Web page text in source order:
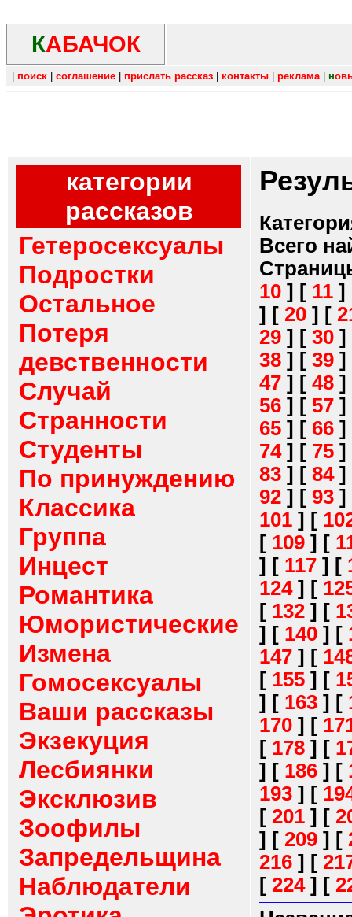
КАБАЧОК
поиск соглашение прислать рассказ контакты реклама| н
категории
рассказов
Гетеросексуалы
Подростки
Остальное
Потеря
девственности
Случай
Странности
Студенты
По принуждению
Классика
Группа
Инцест
Романтика
Юмористические
Измена
Гомосексуалы
Ваши рассказы
Экзекуция
Лесбиянки
Эксклюзив
Зоофилы
Запредельщина
Наблюдатели
Всего
10 ] [ 11 ]
] [ 20 ] [
29 ] [ 30 ]
38 ] [ 39 ]
47 ] [ 48 ]
56 ] [ 57 ]
65 ] [ 66 ]
74] [ 75 ]
83 ] [ 84]
92 ] [ 93 ]
101 ] [
[ 109 ] [
] [ 117 ] [
124] [
[ 132 ] [
] [ 140 ] [
147 ] [
[ 155 ] [
] [ 163 ] [
170 ] [
[ 178 ] [
] [ 186 ] [
193 ] [
[ 201 ] [
] [ 209 ] [
216 ] [
[ 224] [